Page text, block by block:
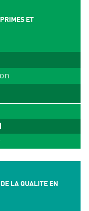
ET
LA QUALITE EN